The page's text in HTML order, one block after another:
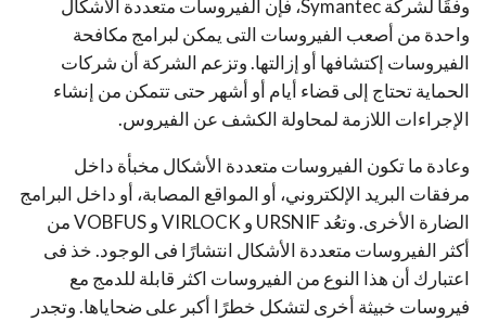
وفقًا لشركة Symantec، فإن الفيروسات متعددة الأشكال
واحدة من أصعب الفيروسات التى يمكن لبرامج مكافحة
الفيروسات إكتشافها أو إزالتها. وتزعم الشركة أن شركات
الحماية تحتاج إلى قضاء أيام أو أشهر حتى تتمكن من إنشاء
الإجراءات اللازمة لمحاولة الكشف عن الفيروس.
وعادة ما تكون الفيروسات متعددة الأشكال مخبأة داخل
مرفقات البريد الإلكتروني، أو المواقع المصابة، أو داخل البرامج
الضارة الأخرى. وتعُد URSNIF و VIRLOCK و VOBFUS من
أكثر الفيروسات متعددة الأشكال انتشارًا فى الوجود. خذ فى
اعتبارك أن هذا النوع من الفيروسات اكثر قابلة للدمج مع
فيروسات خبيثة أخرى لتشكل خطرًا أكبر على ضحاياها. وتجدر